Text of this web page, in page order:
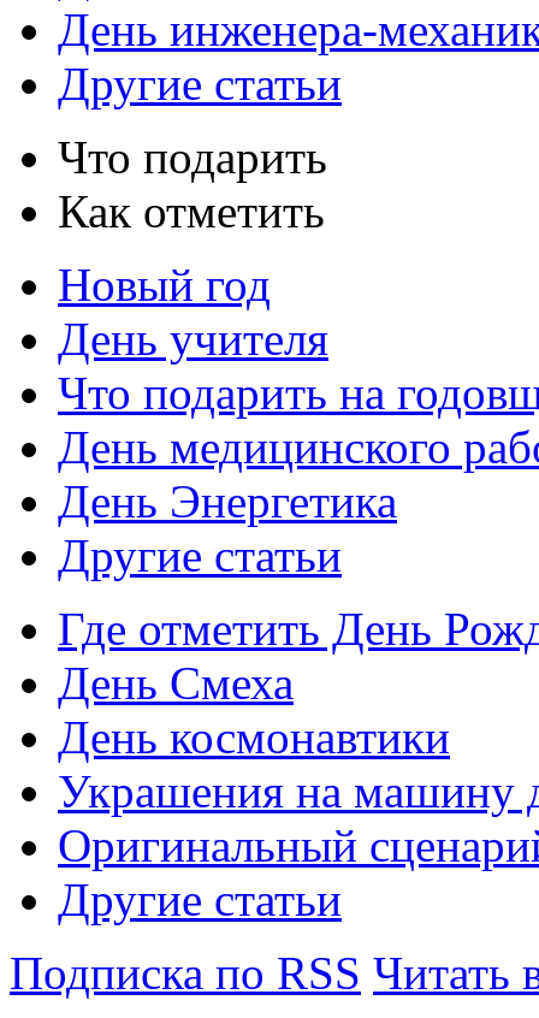
День инженера-
Другие статьи
Что подарить
Как отметить
Новый год
День учителя
Что подарить на
День медицинского
День Энергетика
Другие статьи
Где отметить День
День Смеха
День космонавтики
Украшения на машину
Оригинальный
Другие статьи
Подписка по RSS Читать